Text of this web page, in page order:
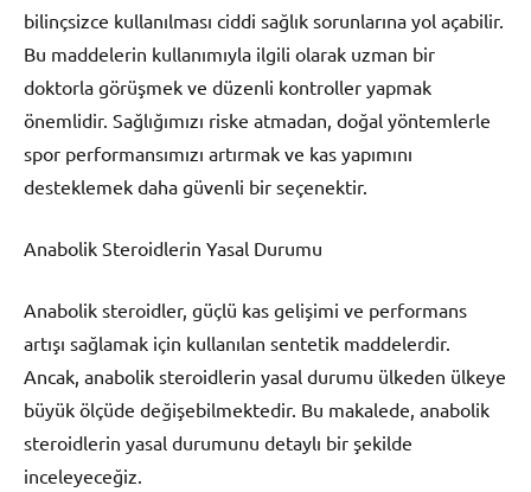
bilinçsizce kullanılması ciddi sağlık sorunlarına yol açabilir.
Bu maddelerin kullanımıyla ilgili olarak uzman bir
doktorla görüşmek ve düzenli kontroller yapmak
önemlidir. Sağlığımızı riske atmadan, doğal yöntemlerle
spor performansımızı artırmak ve kas yapımını
desteklemek daha güvenli bir seçenektir.
Anabolik Steroidlerin Yasal Durumu
Anabolik steroidler, güçlü kas gelişimi ve performans
artışı sağlamak için kullanılan sentetik maddelerdir.
Ancak, anabolik steroidlerin yasal durumu ülkeden ülkeye
büyük ölçüde değişebilmektedir. Bu makalede, anabolik
steroidlerin yasal durumunu detaylı bir şekilde
inceleyeceğiz.